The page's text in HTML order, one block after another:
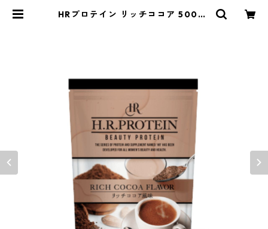
HRプロテイン リッチココア 500g |